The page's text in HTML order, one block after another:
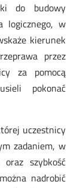
do budowy
logicznego, w
kierunek
przez
za pomocą
pokonać
uczestnicy
zadaniem, w
szybkość
nadrobić